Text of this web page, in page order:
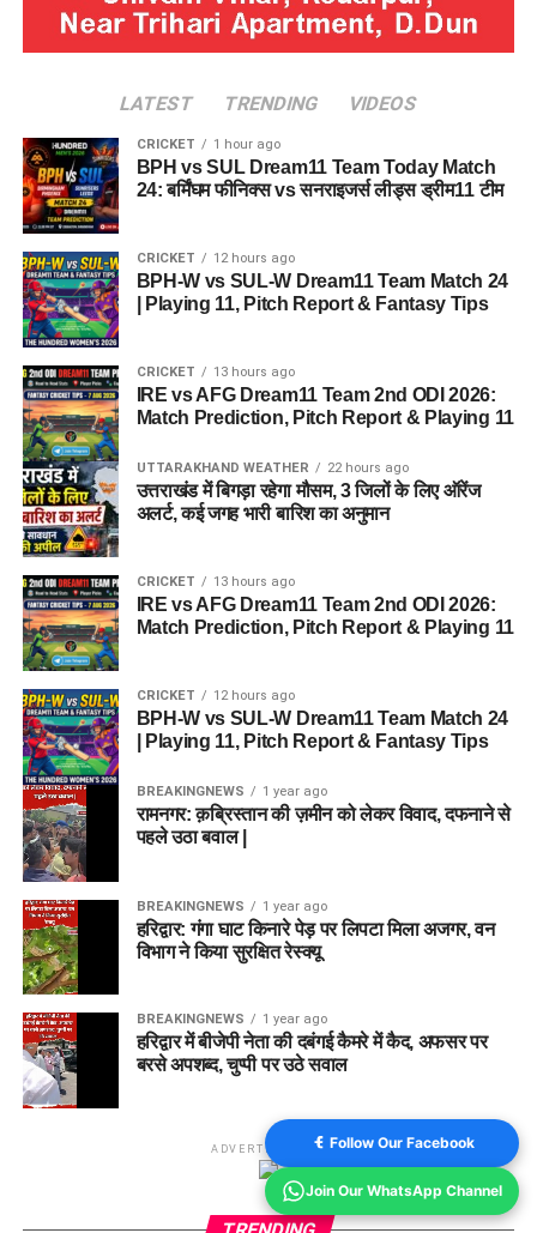
LATEST TRENDING VIDEOS
CRICKET 1 hour ago
BPH vs SUL Dream11 Team Today Match
24: बर्मिंघम फीनिक्स vs सनराइजर्स लीड्स ड्रीम11 टीम
CRICKET 12 hours ago
BPH-W vs SUL-W Dream11 Team Match 24
| Playing 11, Pitch Report & Fantasy Tips
CRICKET 13 hours ago
IRE vs AFG Dream11 Team 2nd ODI 2026:
Match Prediction, Pitch Report & Playing 11
UTTARAKHAND WEATHER 22 hours ago
उत्तराखंड में बिगड़ा रहेगा मौसम, 3 जिलों के लिए ऑरेंज
अलर्ट, कई जगह भारी बारिश का अनुमान
CRICKET 13 hours ago
IRE vs AFG Dream11 Team 2nd ODI 2026:
Match Prediction, Pitch Report & Playing 11
CRICKET 12 hours ago
BPH-W vs SUL-W Dream11 Team Match 24
| Playing 11, Pitch Report & Fantasy Tips
BREAKINGNEWS 1 year ago
रामनगर: क़ब्रिस्तान की ज़मीन को लेकर विवाद, दफनाने से
पहले उठा बवाल |
BREAKINGNEWS 1 year ago
हरिद्वार: गंगा घाट किनारे पेड़ पर लिपटा मिला अजगर, वन
विभाग ने किया सुरक्षित रेस्क्यू
BREAKINGNEWS 1 year ago
हरिद्वार में बीजेपी नेता की दबंगई कैमरे में कैद, अफसर पर
बरसे अपशब्द, चुप्पी पर उठे सवाल
ADVERTISEMENT Follow Our Facebook
Join Our WhatsApp Channel